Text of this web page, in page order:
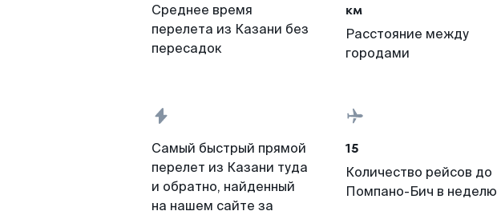
Среднее время
перелета из Казани без
пересадок
км
Расстояние между
городами
Самый быстрый прямой
перелет из Казани туда
и обратно, найденный
на нашем сайте за
15
Количество рейсов до
Помпано-Бич в неделю